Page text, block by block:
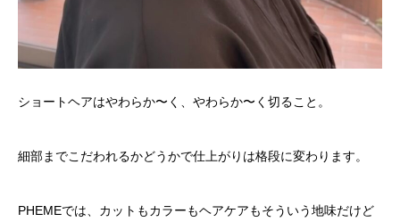
ショートヘアはやわらか〜く、やわらか〜く切ること。
細部までこだわれるかどうかで仕上がりは格段に変わります。
PHEMEでは、カットもカラーもヘアケアもそういう地味だけど